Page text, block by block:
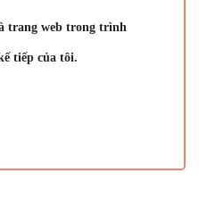
trang web trong trình
tiếp của tôi.